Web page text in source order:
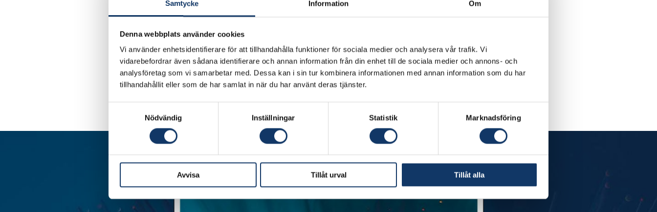
Samtycke Information Om
Denna webbplats använder cookies
Vi använder enhetsidentifierare för att tillhandahålla funktioner för sociala medier och analysera vår trafik. Vi
vidarebefordrar även sådana identifierare och annan information från din enhet till de sociala medier och annons- och
analysföretag som vi samarbetar med. Dessa kan i sin tur kombinera informationen med annan information som du har
tillhandahållit eller som de har samlat in när du har använt deras tjänster.
Nödvändig
Inställningar Statistik Marknadsföring
Avvisa Tillåt urval Tillåt alla
Läs hela intervjun, publicerad 2025-09-29, i